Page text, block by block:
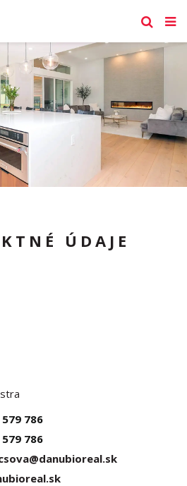
ÚDAJE
786
786